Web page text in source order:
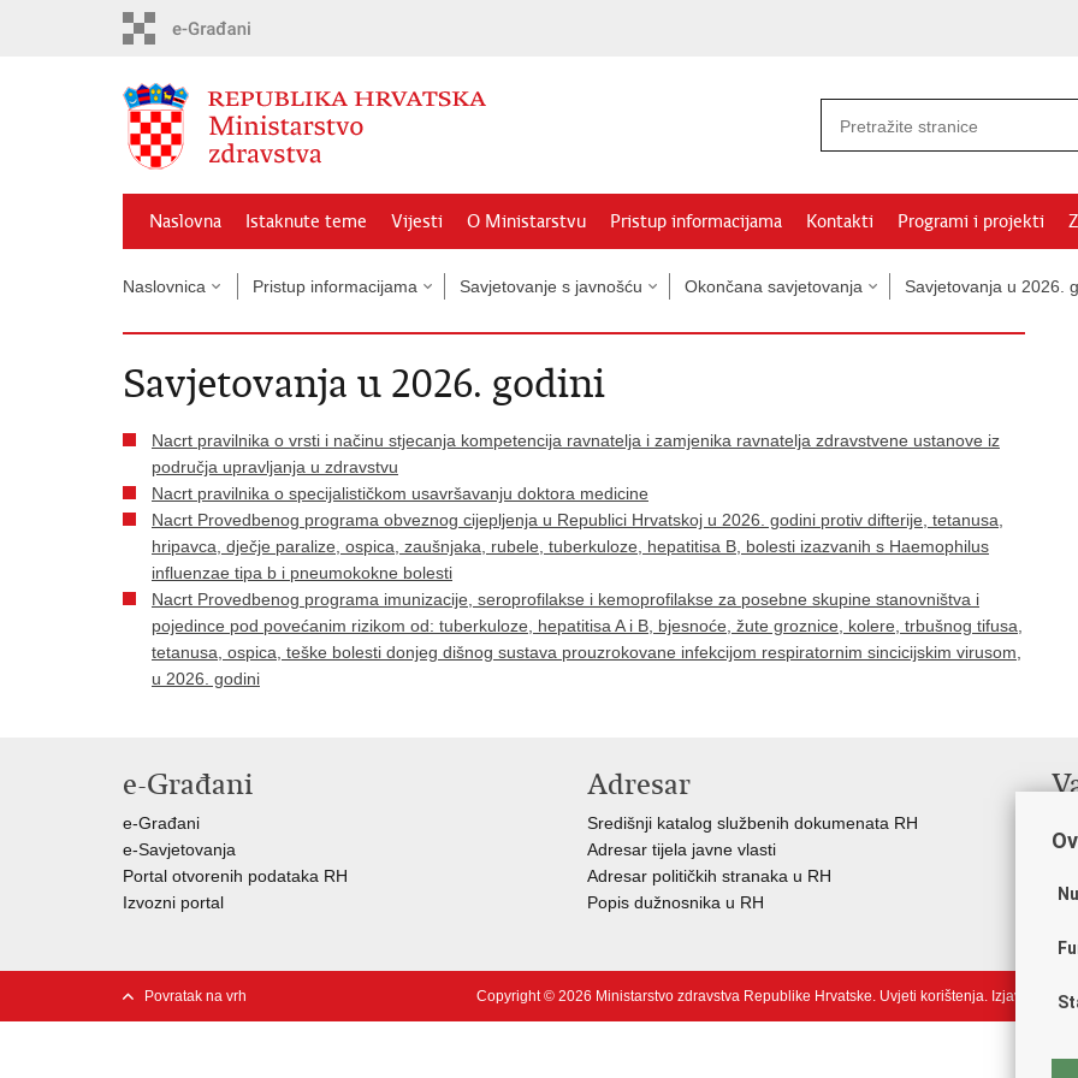
Naslovna Istaknute teme Vijesti O Ministarstvu Pristup informacijama Kontakti Programi i projekti
Naslovnica Pristup informacijama Savjetovanje s javnošću Okončana savjetovanja Savjetovanja u 2026.
Savjetovanja u 2026. godini
Nacrt pravilnika o vrsti i načinu stjecanja kompetencija ravnatelja i zamjenika ravnatelja zdravstvene ustanove iz
područja upravljanja u zdravstvu
Nacrt pravilnika o specijalističkom usavršavanju doktora medicine
Nacrt Provedbenog programa obveznog cijepljenja u Republici Hrvatskoj u 2026. godini protiv difterije, tetanusa,
hripavca, dječje paralize, ospica, zaušnjaka, rubele, tuberkuloze, hepatitisa B, bolesti izazvanih s Haemophilus
influenzae tipa b i pneumokokne bolesti
Nacrt Provedbenog programa imunizacije, seroprofilakse i kemoprofilakse za posebne skupine stanovništva i
pojedince pod povećanim rizikom od: tuberkuloze, hepatitisa A i B, bjesnoće, žute groznice, kolere, trbušnog tifusa,
tetanusa, ospica, teške bolesti donjeg dišnog sustava prouzrokovane infekcijom respiratornim sincicijskim virusom,
u 2026. godini
e-Građani
e-Građani
e-Savjetovanja
Portal otvorenih podataka RH
Izvozni portal
Adresar
Središnji katalog službenih dokumenata RH
Adresar tijela javne vlasti
Adresar političkih stranaka u RH
Popis dužnosnika u RH
Povratak na vrh Copyright © 2026 Ministarstvo zdravstva Republike Hrvatske. Uvjeti korištenja. Izjava o